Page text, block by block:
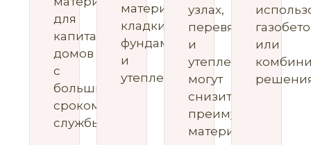
для
капитальных
домов
с
большим
сроком
службы.
материала,
кладки,
фундамента
и
утепления.
узлах,
перевязке
и
утеплении
могут
снизить
преимущества
материала.
или